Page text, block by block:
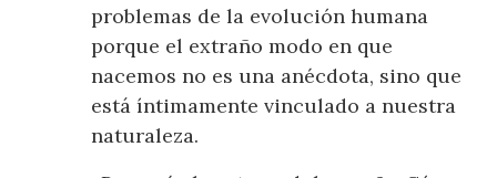
problemas de la evolución humana
porque el extraño modo en que
nacemos no es una anécdota, sino que
está íntimamente vinculado a nuestra
naturaleza.